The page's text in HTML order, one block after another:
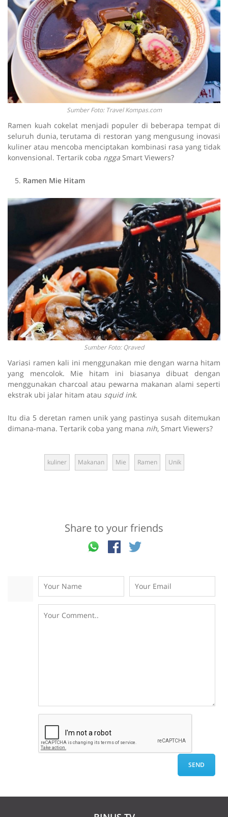
Sumber Foto: Travel Kompas.com
Ramen kuah cokelat menjadi populer di beberapa tempat di
seluruh dunia, terutama di restoran yang mengusung inovasi
kuliner atau mencoba menciptakan kombinasi rasa yang tidak
konvensional. Tertarik coba ngga Smart Viewers?
Ramen Mie Hitam
Sumber Foto: Qraved
Variasi ramen kali ini menggunakan mie dengan warna hitam
yang mencolok. Mie hitam ini biasanya dibuat dengan
menggunakan charcoal atau pewarna makanan alami seperti
ekstrak ubi jalar hitam atau squid ink.
Itu dia 5 deretan ramen unik yang pastinya susah ditemukan
dimana-mana. Tertarik coba yang mana nih, Smart Viewers?
kuliner Makanan Mie Ramen Unik
Share to your friends